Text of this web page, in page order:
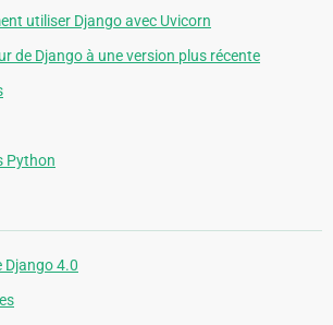
utiliser Django avec Uvicorn
de Django à une version plus récente
Python
Django 4.0